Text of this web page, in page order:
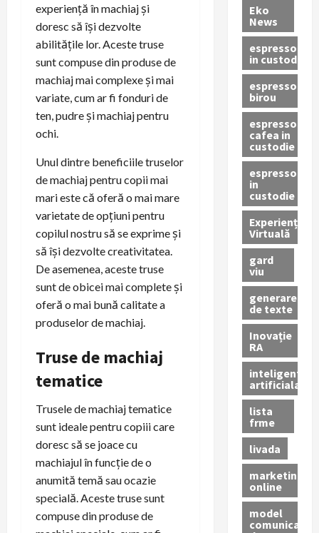
experiență în machiaj și
doresc să își dezvolte
abilitățile lor. Aceste truse
sunt compuse din produse de
machiaj mai complexe și mai
variate, cum ar fi fonduri de
ten, pudre și machiaj pentru
ochi.
Unul dintre beneficiile truselor
de machiaj pentru copii mai
mari este că oferă o mai mare
varietate de opțiuni pentru
copilul nostru să se exprime și
să își dezvolte creativitatea.
De asemenea, aceste truse
sunt de obicei mai complete și
oferă o mai bună calitate a
produselor de machiaj.
Truse de machiaj
tematice
Trusele de machiaj tematice
sunt ideale pentru copiii care
doresc să se joace cu
machiajul în funcție de o
anumită temă sau ocazie
specială. Aceste truse sunt
compuse din produse de
Eko
News
espressoare
in custodie
espressor
birou
espressor
cafea in
custodie
espressor
in
custodie
Experiență
Virtuală
gard
viu
generare
de texte
Inovație
RA
inteligenta
artificiala
lista
frme
livada
marketing
online
model
comunicat